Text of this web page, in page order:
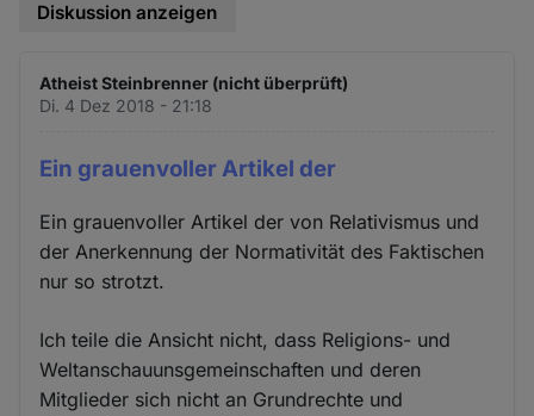
Diskussion anzeigen
Atheist Steinbrenner (nicht überprüft)
Di. 4 Dez 2018 - 21:18
Ein grauenvoller Artikel der
Ein grauenvoller Artikel der von Relativismus und
der Anerkennung der Normativität des Faktischen
nur so strotzt.
Ich teile die Ansicht nicht, dass Religions- und
Weltanschauunsgemeinschaften und deren
Mitglieder sich nicht an Grundrechte und